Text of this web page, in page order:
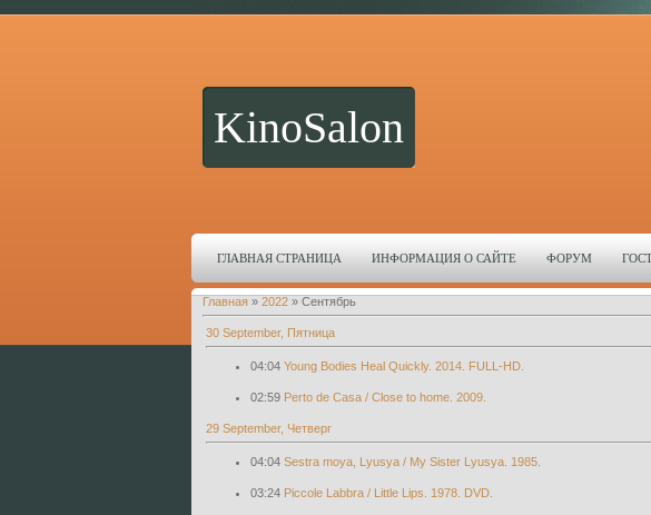
KinoSalon
ГЛАВНАЯ СТРАНИЦА ИНФОРМАЦИЯ О САЙТЕ ФОРУМ
Главная » 2022 » Сентябрь
30 September, Пятница
04:04 Young Bodies Heal Quickly. 2014. FULL-HD.
02:59 Perto de Casa / Close to home. 2009.
29 September, Четверг
04:04 Sestra moya, Lyusya / My Sister Lyusya. 1985.
03:24 Piccole Labbra / Little Lips. 1978. DVD.